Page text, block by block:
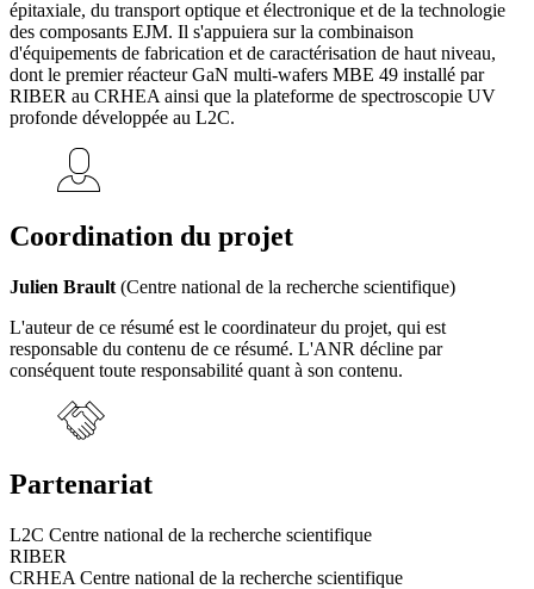
épitaxiale, du transport optique et électronique et de la technologie
des composants EJM. Il s'appuiera sur la combinaison
d'équipements de fabrication et de caractérisation de haut niveau,
dont le premier réacteur GaN multi-wafers MBE 49 installé par
RIBER au CRHEA ainsi que la plateforme de spectroscopie UV
profonde développée au L2C.
Coordination du projet
Julien Brault (Centre national de la recherche scientifique)
L'auteur de ce résumé est le coordinateur du projet, qui est
responsable du contenu de ce résumé. L'ANR décline par
conséquent toute responsabilité quant à son contenu.
Partenariat
L2C Centre national de la recherche scientifique
RIBER
CRHEA Centre national de la recherche scientifique